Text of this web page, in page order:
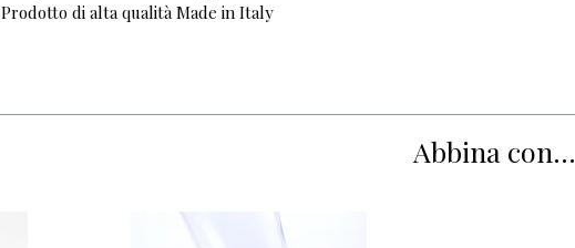
Prodotto di alta qualità Made in Italy
Abbina con...